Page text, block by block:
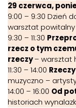
29 czerwca,
9:00 – 9:30 Dzień
warsztat powitalny
9:30 – 11:30
rzecz o tym
rzeczy– warsztat
11:30 – 14:00
muzyczno –
14:00 – 16:00 Od
historiach